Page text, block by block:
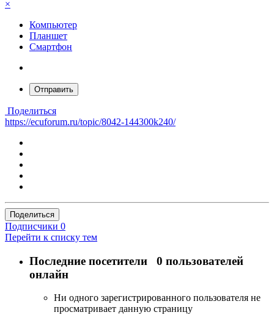
×
Компьютер
Планшет
Смартфон
Отправить
Поделиться
https://ecuforum.ru/topic/8042-144300k240/
Поделиться
Подписчики 0
Перейти к списку тем
Последние посетители 0 пользователей
онлайн
Ни одного зарегистрированного пользователя не
просматривает данную страницу